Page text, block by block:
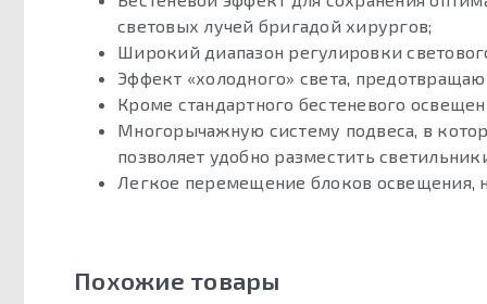
световых лучей бригадой хирургов;
Широкий диапазон регулировки
Эффект «холодного» света,
Кроме стандартного бестеневого
Многорычажную систему подвеса, в
позволяет удобно разместить
Легкое перемещение блоков освещения,
Похожие товары